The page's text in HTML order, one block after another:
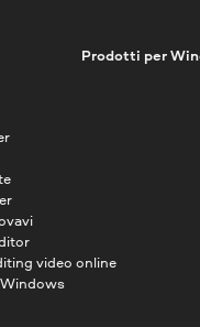
Prodotti per
video online